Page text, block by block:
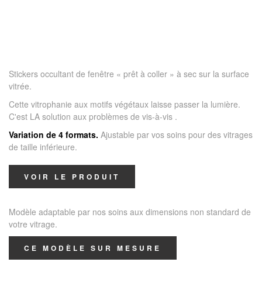
Stickers occultant de fenêtre « prêt à coller » à sec sur la surface
vitrée.
Cette vitrophanie aux motifs végétaux laisse passer la lumière.
C'est LA solution aux problèmes de vis-à-vis .
Variation de 4 formats. Ajustable par vos soins pour des vitrages
de taille inférieure.
VOIR LE PRODUIT
Modèle adaptable par nos soins aux dimensions non standard de
votre vitrage.
CE MODÈLE SUR MESURE